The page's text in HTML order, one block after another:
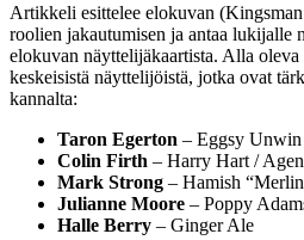
Artikkeli esittelee elokuvan
roolien jakautumisen ja antaa lukijalle
elokuvan näyttelijäkaartista. Alla oleva
keskeisistä näyttelijöistä, jotka ovat
kannalta:
Taron Egerton – Eggsy Unwin
Colin Firth – Harry Hart /
Mark Strong – Hamish
Julianne Moore – Poppy
Halle Berry – Ginger Ale